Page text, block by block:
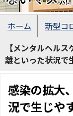
ホーム
新型コ
【メンタルヘル
離といった状況で
感染の拡大
況で生じや